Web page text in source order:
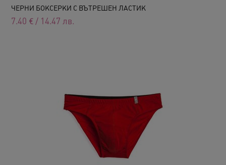
ЧЕРНИ БОКСЕРКИ С ВЪТРЕШЕН ЛАСТИК
7.40 € / 14.47 лв.